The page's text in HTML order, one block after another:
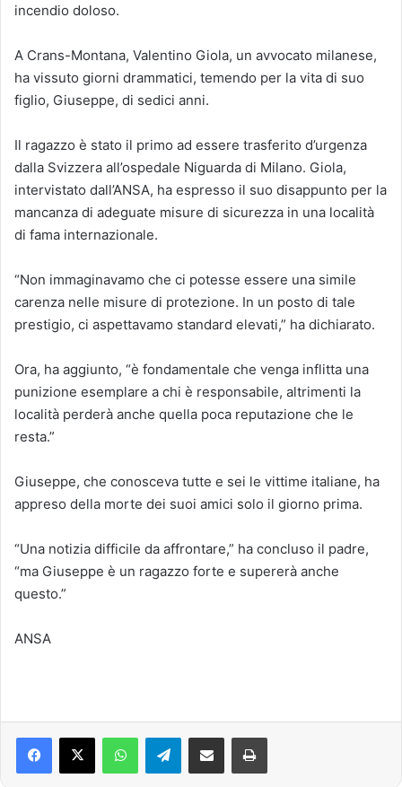
incendio doloso.
A Crans-Montana, Valentino Giola, un avvocato milanese,
ha vissuto giorni drammatici, temendo per la vita di suo
figlio, Giuseppe, di sedici anni.
Il ragazzo è stato il primo ad essere trasferito d’urgenza
dalla Svizzera all’ospedale Niguarda di Milano. Giola,
intervistato dall’ANSA, ha espresso il suo disappunto per la
mancanza di adeguate misure di sicurezza in una località
di fama internazionale.
“Non immaginavamo che ci potesse essere una simile
carenza nelle misure di protezione. In un posto di tale
prestigio, ci aspettavamo standard elevati,” ha dichiarato.
Ora, ha aggiunto, “è fondamentale che venga inflitta una
punizione esemplare a chi è responsabile, altrimenti la
località perderà anche quella poca reputazione che le
resta.”
Giuseppe, che conosceva tutte e sei le vittime italiane, ha
appreso della morte dei suoi amici solo il giorno prima.
“Una notizia difficile da affrontare,” ha concluso il padre,
“ma Giuseppe è un ragazzo forte e supererà anche
questo.”
ANSA
Telegram